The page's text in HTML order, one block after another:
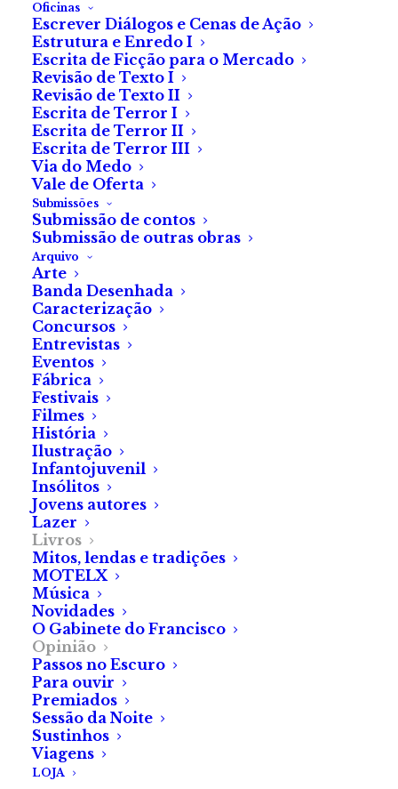
Oficinas
Escrever Diálogos e Cenas de Ação
Estrutura e Enredo I
Escrita de Ficção para o Mercado
Revisão de Texto I
Revisão de Texto II
Escrita de Terror I
Escrita de Terror II
Escrita de Terror III
Via do Medo
Vale de Oferta
Submissões
Submissão de contos
Submissão de outras obras
Arquivo
Arte
Banda Desenhada
Caracterização
Concursos
Entrevistas
Eventos
Fábrica
Festivais
Filmes
História
Ilustração
Infantojuvenil
Insólitos
Jovens autores
Lazer
Livros
Mitos, lendas e tradições
MOTELX
Música
Novidades
O Gabinete do Francisco
Opinião
Passos no Escuro
Para ouvir
Premiados
Sessão da Noite
Sustinhos
Viagens
LOJA
Crítica a «Nada Há a
Temer», de Raquel
Fontão
Uma escritora
bloqueada, duas «trad
wives» e uma quinta.
O que pode correr
mal?
Mostrando o
amadurecimento da escrita
desde a sua obra de estreia,
Raquel Fontão presenteia-
nos com um livro que nos
leva a questionar até ao
último minuto.
Laura Silva